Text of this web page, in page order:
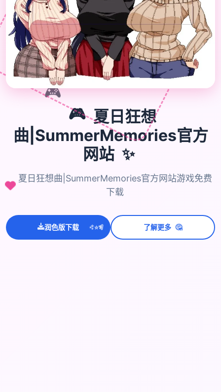
🎮
🎮 夏日狂想
曲|SummerMemories官方
网站 ✨
夏日狂想曲|SummerMemories官方网站游戏免费
下载
润色版下载 ✨⭐💫 了解更多 🤔